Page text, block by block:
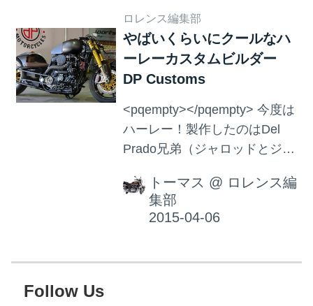
Sumatera, Java and Bali.
Phone : 081219723968 /
081808199489
ロレンス編集部
やばいくらいにクールなハ
ーレーカスタムビルダー
DP Customs
<pqempty></pqempty> 今度は
ハーレー！製作したのはDel
Prado兄弟（ジャロッドとジャ
Motors。（そうか、DPは二人
の苗字の頭文字かと今気づい
たトーマス・・・） 動画とは
像があまりにかっこいいの
トーマス @ ロレンス編
集部
Follow Us